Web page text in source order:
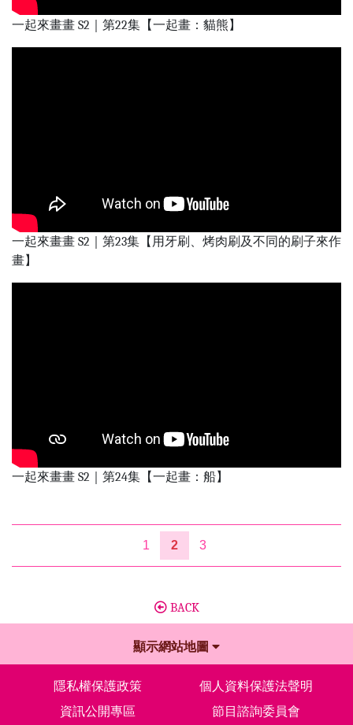
一起來畫畫 S2｜第22集【一起畫：貓熊】
一起來畫畫 S2｜第23集【用牙刷、烤肉刷及不同的刷子來作
畫】
一起來畫畫 S2｜第24集【一起畫：船】
1 2 3
BACK
顯示網站地圖
隱私權保護政策
個人資料保護法聲明
資訊公開專區
節目諮詢委員會